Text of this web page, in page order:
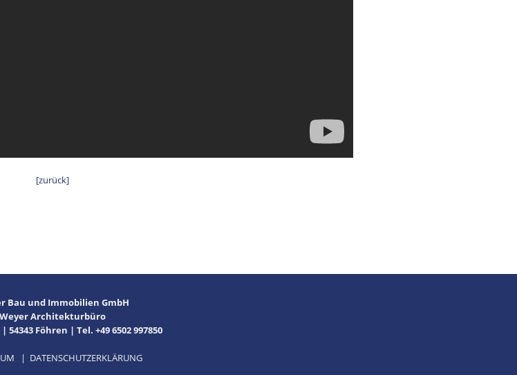
[zurück]
Bau und Immobilien GmbH
Weyer Architekturbüro
54343 Föhren | Tel. +49 6502 997850
| DATENSCHUTZERKLÄRUNG